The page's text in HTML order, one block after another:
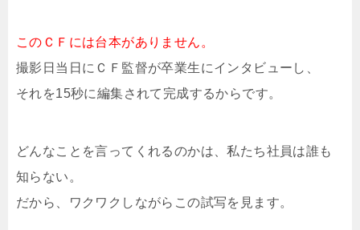
このＣＦには台本がありません。
撮影日当日にＣＦ監督が卒業生にインタビューし、
それを15秒に編集されて完成するからです。
どんなことを言ってくれるのかは、私たち社員は誰も
知らない。
だから、ワクワクしながらこの試写を見ます。